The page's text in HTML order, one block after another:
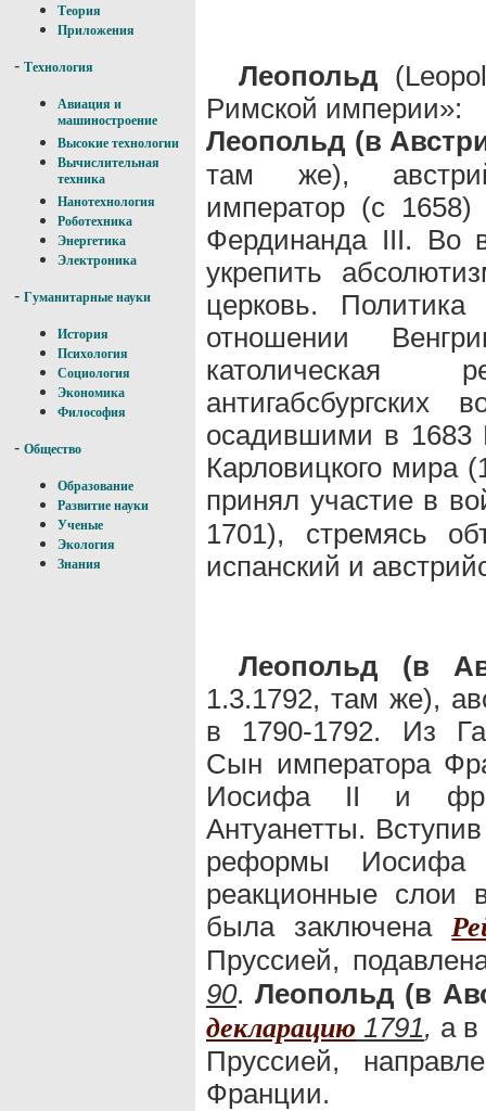
Теория
Приложения
- Технология
Авиация и
машиностроение
Высокие технологии
Вычислительная
техника
Нанотехнология
Роботехника
Энергетика
Электроника
- Гуманитарные науки
История
Психология
Социология
Экономика
Философия
- Общество
Образование
Развитие науки
Ученые
Экология
Знания
Леопольд
Римской империи»:
Леопольд (в
там же),
император (с
Фердинанда III. Во
укрепить
церковь.
отношении
католическая
осадившими в 1683
Карловицкого мира
принял участие в
1701), стремясь
испанский и
Леопольд (в
1.3.1792, там же),
в 1790-1792. Из
Сын императора
Иосифа II и
Антуанетты.
реформы Иосифа
реакционные слои
была заключена
Пруссией,
90. Леопольд (в
декларацию 1791, а
Пруссией,
Франции.